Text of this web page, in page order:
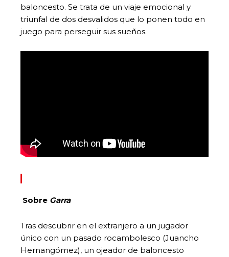
baloncesto. Se trata de un viaje emocional y
triunfal de dos desvalidos que lo ponen todo en
juego para perseguir sus sueños.
Sobre Garra
Tras descubrir en el extranjero a un jugador
único con un pasado rocambolesco (Juancho
Hernangómez), un ojeador de baloncesto